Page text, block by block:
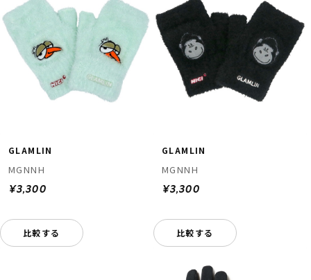
GLAMLIN
MGNNH
¥3,300
比較する
GLAMLIN
MGNNH
¥3,300
比較する